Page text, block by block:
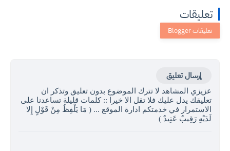
تعليقات
إرسال تعليق
عزيزي المشاهد لا تترك الموضوع بدون تعليق وتذكر ان
تعليقك يدل عليك فلا تقل الا خيرا :: كلمات قليلة تساعدنا على
الاستمرار في خدمتكم ادارة الموقع ... ( مَا يَلْفِظُ مِنْ قَوْلٍ إِلا
لَدَيْهِ رَقِيبٌ عَتِيدٌ )